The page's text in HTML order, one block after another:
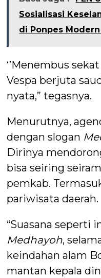
Sosialisasi
di Ponpes Modern
‘’Menembus
Vespa berjuta
nyata,” tegasnya.
Menurutnya,
dengan slogan
Dirinya
bisa seiring
pemkab.
pariwisata daerah.
“Suasana seperti
Medhayoh,
keindahan alam
mantan kepala